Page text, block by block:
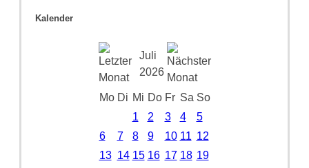
Kalender
Juli
2026
Mo Di Mi Do Fr Sa So
1
2 3 4
5
6
7 8 9 10 11 12
13 14 15 16 17 18 19